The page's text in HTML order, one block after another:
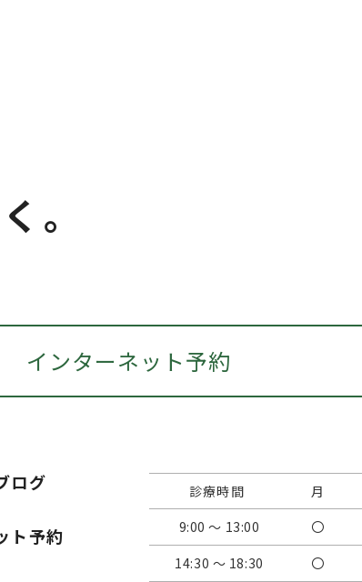
。
インターネット予約
ログ
ト予約
診療時間 月
9:00 ～ 13:00
〇
14:30 ～ 18:30
〇